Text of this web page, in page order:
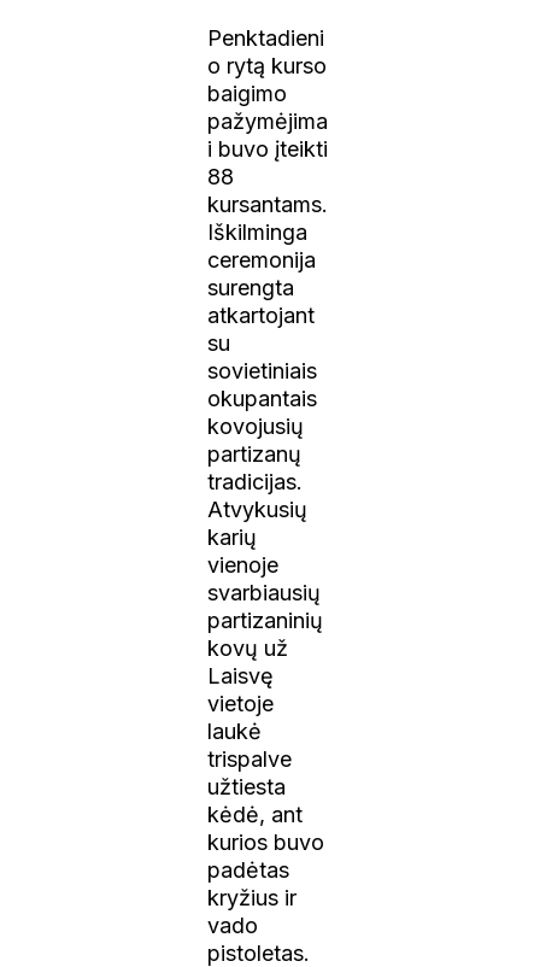
Penktadieni
o rytą kurso
baigimo
pažymėjima
i buvo įteikti
88
kursantams.
Iškilminga
ceremonija
surengta
atkartojant
su
sovietiniais
okupantais
kovojusių
partizanų
tradicijas.
Atvykusių
karių
vienoje
svarbiausių
partizaninių
kovų už
Laisvę
vietoje
laukė
trispalve
užtiesta
kėdė, ant
kurios buvo
padėtas
kryžius ir
vado
pistoletas.